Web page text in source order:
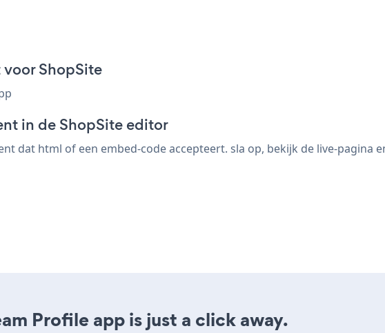
ShopSite
in de ShopSite editor
dat html of een embed-code accepteert. sla op, bekijk de live-pagina
Profile app is just a click away.